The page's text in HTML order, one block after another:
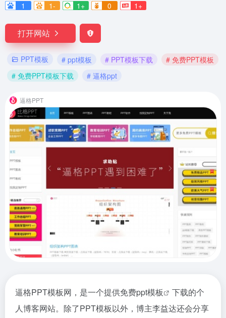
1
1- 1+ 0 1+
打开网站
PPT模板 # ppt模板 # PPT模板下载
# 免费PPT模板
# 免费PPT模板下载
# 逼格ppt
逼格PPT
逼格PPT模板网，是一个提供免费ppt模板
下载的个
人博客网站。除了PPT模板以外，博主李益达还会分享